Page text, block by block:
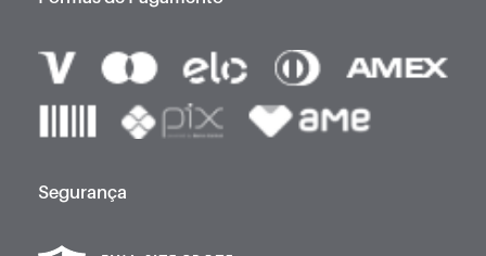
Segurança